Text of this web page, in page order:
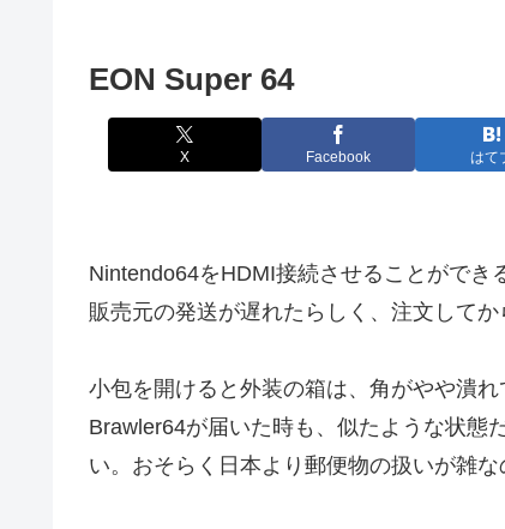
EON Super 64
X Facebook はて
Nintendo64をHDMI接続させることができ
販売元の発送が遅れたらしく、注文してか
小包を開けると外装の箱は、角がやや潰
Brawler64が届いた時も、似たような状態
い。おそらく日本より郵便物の扱いが雑な